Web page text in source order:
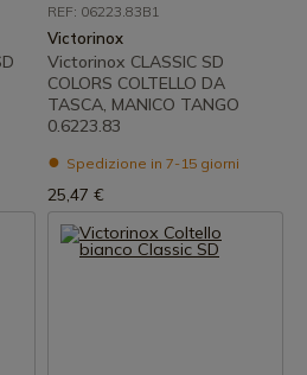
REF: 06223.83B1
Victorinox
Victorinox CLASSIC SD
COLORS COLTELLO DA
TASCA, MANICO TANGO
0.6223.83
Spedizione in 7-15 giorni
25,47 €